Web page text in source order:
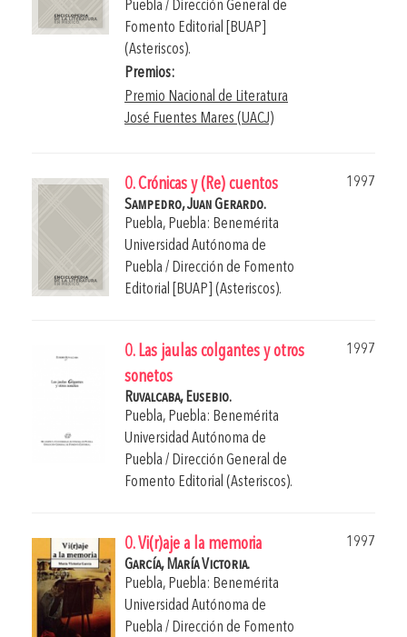
Puebla / Dirección General de
Fomento Editorial [BUAP]
(Asteriscos).
Premios:
Premio Nacional de Literatura
José Fuentes Mares (UACJ)
0. Crónicas y (Re) cuentos
1997
Sampedro, Juan Gerardo.
Puebla, Puebla: Benemérita
Universidad Autónoma de
Puebla / Dirección de Fomento
Editorial [BUAP] (Asteriscos).
0. Las jaulas colgantes y otros
sonetos
1997
Ruvalcaba, Eusebio.
Puebla, Puebla: Benemérita
Universidad Autónoma de
Puebla / Dirección General de
Fomento Editorial (Asteriscos).
0. Vi(r)aje a la memoria
1997
García, María Victoria.
Puebla, Puebla: Benemérita
Universidad Autónoma de
Puebla / Dirección de Fomento